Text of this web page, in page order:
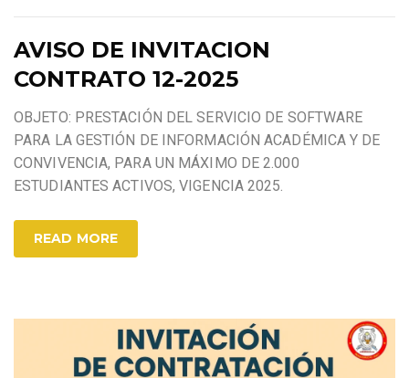
AVISO DE INVITACION
CONTRATO 12-2025
OBJETO: PRESTACIÓN DEL SERVICIO DE SOFTWARE
PARA LA GESTIÓN DE INFORMACIÓN ACADÉMICA Y DE
CONVIVENCIA, PARA UN MÁXIMO DE 2.000
ESTUDIANTES ACTIVOS, VIGENCIA 2025.
READ MORE